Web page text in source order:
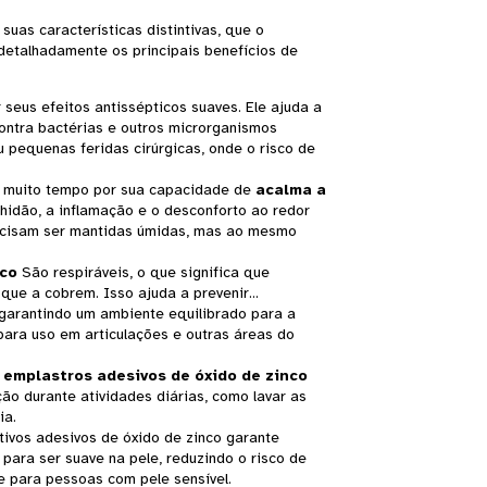
características distintivas, que o
os principais benefícios de
efeitos antissépticos suaves. Ele ajuda a
bactérias e outros microrganismos
pequenas feridas cirúrgicas, onde o risco de
tempo por sua capacidade de acalma a
a inflamação e o desconforto ao redor
ser mantidas úmidas, mas ao mesmo
São respiráveis, o que significa que
a cobrem. Isso ajuda a prevenir...
um ambiente equilibrado para a
uso em articulações e outras áreas do
emplastros adesivos de óxido de zinco
durante atividades diárias, como lavar as
adesivos de óxido de zinco garante
ser suave na pele, reduzindo o risco de
pessoas com pele sensível.